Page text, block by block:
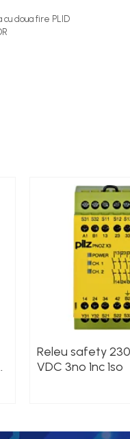
doua fire PLID
Releu safety
VDC 3no 1nc 1so